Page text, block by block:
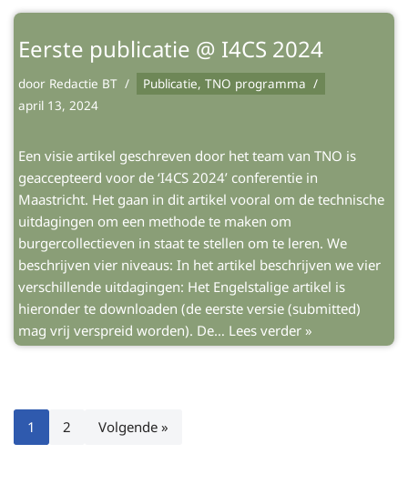
Eerste publicatie @ I4CS 2024
door Redactie BT Publicatie, TNO programma
april 13, 2024
Een visie artikel geschreven door het team van TNO is
geaccepteerd voor de ‘I4CS 2024’ conferentie in
Maastricht. Het gaan in dit artikel vooral om de technische
uitdagingen om een methode te maken om
burgercollectieven in staat te stellen om te leren. We
beschrijven vier niveaus: In het artikel beschrijven we vier
verschillende uitdagingen: Het Engelstalige artikel is
hieronder te downloaden (de eerste versie (submitted)
mag vrij verspreid worden). De… Lees verder »
1 2 Volgende »